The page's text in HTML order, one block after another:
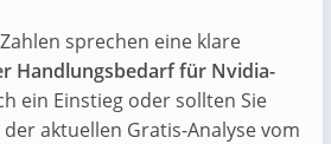
sprechen eine klare
Handlungsbedarf für Nvidia-
ein Einstieg oder sollten Sie
aktuellen Gratis-Analyse vom